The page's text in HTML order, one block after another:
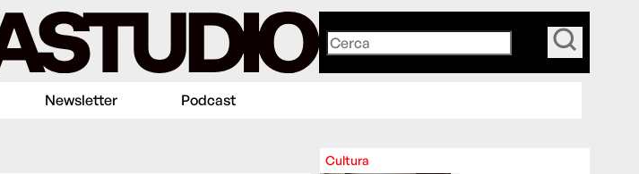
Newsletter Podcast
Cultura